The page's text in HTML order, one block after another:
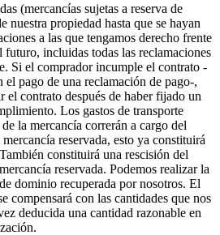
(mercancías sujetas a reserva de
nuestra propiedad hasta que se hayan
a las que tengamos derecho frente
incluidas todas las reclamaciones
Si el comprador incumple el contrato -
el pago de una reclamación de pago-,
el contrato después de haber fijado un
Los gastos de transporte
la mercancía correrán a cargo del
reservada, esto ya constituirá
constituirá una rescisión del
reservada. Podemos realizar la
dominio recuperada por nosotros. El
compensará con las cantidades que nos
deducida una cantidad razonable en